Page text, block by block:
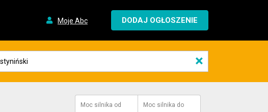
Moje Abc DODAJ OGŁOSZENIE
×
Moc silnika od Moc silnika do